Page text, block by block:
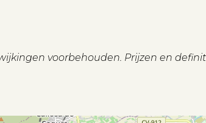
voorbehouden. Prijzen en